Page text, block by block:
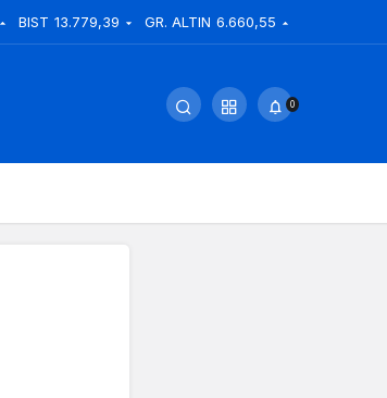
BIST 13.779,39 GR. ALTIN 6.660,55
0